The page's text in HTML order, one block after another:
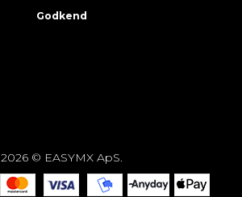
Godkend
2026 © EASYMX ApS.